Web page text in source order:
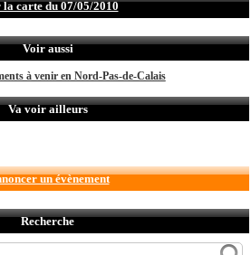
carte du 07/05/2010
Voir aussi
à venir en Nord-Pas-de-Calais
Va voir ailleurs
un évènement
Recherche